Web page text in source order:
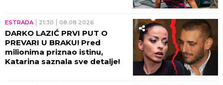
ESTRADA 21:30 08.08.2026
DARKO LAZIĆ PRVI PUT O
PREVARI U BRAKU! Pred
milionima priznao istinu,
Katarina saznala sve detalje!